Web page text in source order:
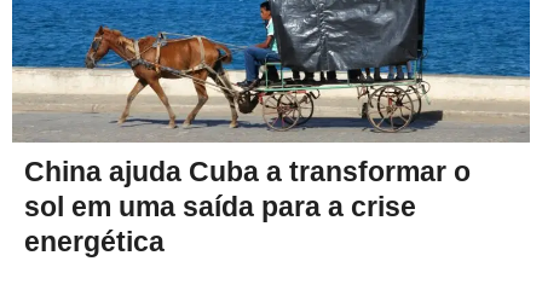
China ajuda Cuba a transformar o
sol em uma saída para a crise
energética